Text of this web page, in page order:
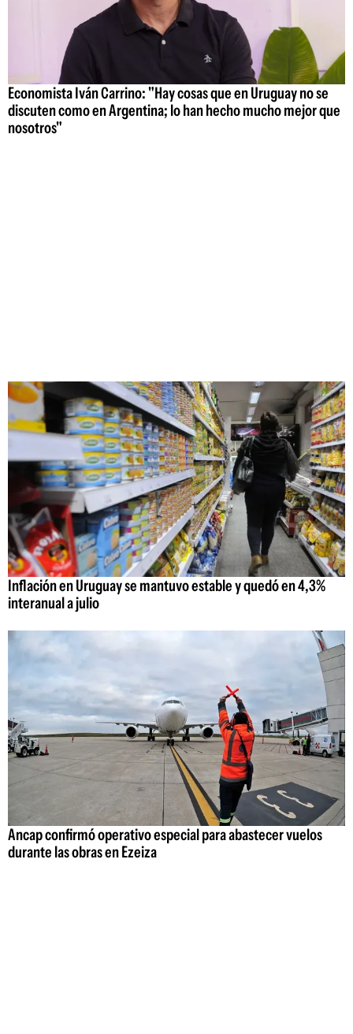
Economista Iván Carrino: "Hay cosas que en Uruguay no se
discuten como en Argentina; lo han hecho mucho mejor que
nosotros"
Inflación en Uruguay se mantuvo estable y quedó en 4,3%
interanual a julio
Ancap confirmó operativo especial para abastecer vuelos
durante las obras en Ezeiza